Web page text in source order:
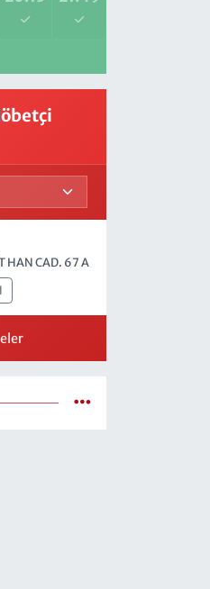
HAN CAD. 67 A